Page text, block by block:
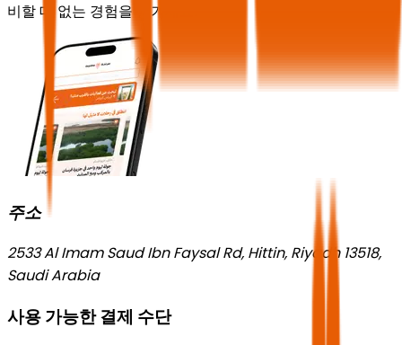
비할 데 없는 경험을 즐기세요!
주소
2533 Al Imam Saud Ibn Faysal Rd, Hittin, Riyadh 13518,
Saudi Arabia
사용 가능한 결제 수단